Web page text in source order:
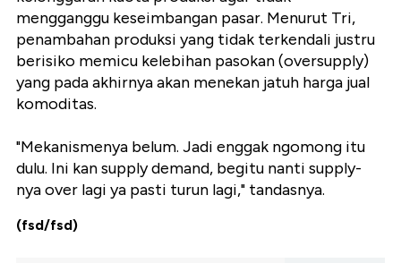
mengganggu keseimbangan pasar. Menurut Tri,
penambahan produksi yang tidak terkendali justru
berisiko memicu kelebihan pasokan (oversupply)
yang pada akhirnya akan menekan jatuh harga jual
komoditas.
"Mekanismenya belum. Jadi enggak ngomong itu
dulu. Ini kan supply demand, begitu nanti supply-
nya over lagi ya pasti turun lagi," tandasnya.
(fsd/fsd)